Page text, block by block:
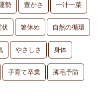
勢 豊かさ 一汁一菜
箸休め 自然の循環
やさしさ 身体
子育て卒業 薄毛予防